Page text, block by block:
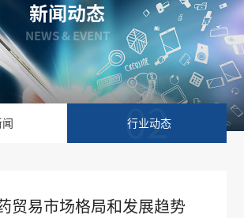
新闻动态
NEWS & EVENT
行业动态
02
贸易市场格局和发展趋势